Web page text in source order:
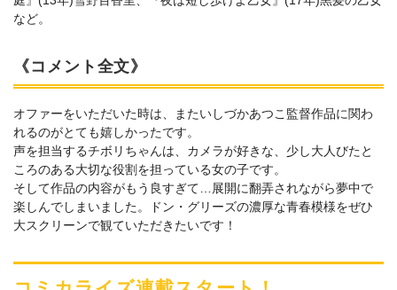
など。
《コメント全文》
オファーをいただいた時は、またいしづかあつこ監督作品に関わ
れるのがとても嬉しかったです。
声を担当するチボリちゃんは、カメラが好きな、少し大人びたと
ころのある大切な役割を担っている女の子です。
そして作品の内容がもう良すぎて…展開に翻弄されながら夢中で
楽しんでしまいました。ドン・グリーズの濃厚な青春模様をぜひ
大スクリーンで観ていただきたいです！